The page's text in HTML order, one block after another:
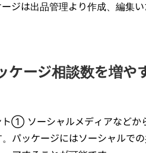
ジは出品管理より作成、編集い
ケージ相談数を増や
① ソーシャルメディアなどか
パッケージにはソーシャルで